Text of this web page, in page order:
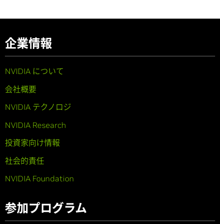
企業情報
NVIDIA について
会社概要
NVIDIA テクノロジ
NVIDIA Research
投資家向け情報
社会的責任
NVIDIA Foundation
参加プログラム